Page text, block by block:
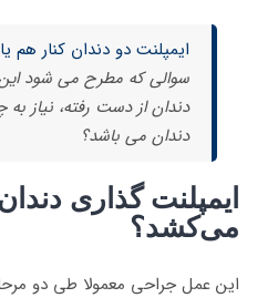
ایمپلنت دو دندان کنار هم
سوالی که مطرح می شود
دندان از دست رفته، نیاز به
دندان می باشد؟
ایمپلنت گذاری
می‌کشد؟
این عمل جراحی معمولا طی دو